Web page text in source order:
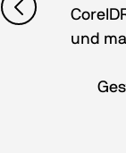
und